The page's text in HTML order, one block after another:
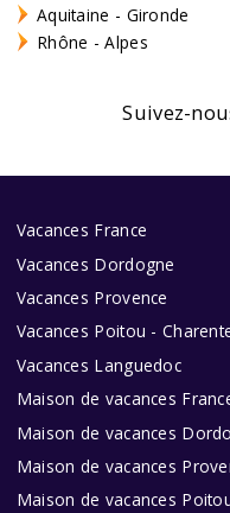
Aquitaine - Gironde
Rhône - Alpes
Suivez-
Vacances France
Vacances Dordogne
Vacances Provence
Vacances Poitou -
Vacances Languedoc
Maison de vacances
Maison de vacances
Maison de vacances
Maison de vacances